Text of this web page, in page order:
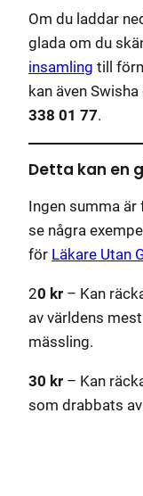
Om du laddar
glada om du
insamling till
kan även
338 01 77.
Detta kan en
Ingen summa
se några
för Läkare Utan
20 kr – Kan
av världens
mässling.
30 kr – Kan
som drabbats